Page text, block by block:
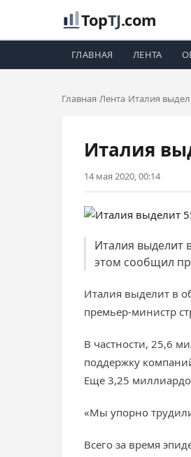
TopTJ.com
ГЛАВНАЯ ЛЕНТА
Главная Лента Италия
Италия
14 мая 2020, 00:14
Италия выделит
этом сообщил
Италия выделит в
премьер-министр
В частности, 25,6
поддержку
Еще 3,25
«Мы упорно
Всего за время